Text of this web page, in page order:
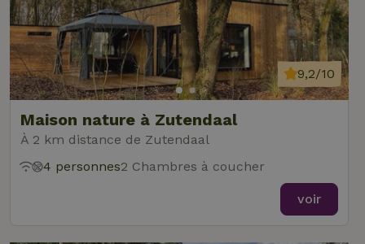
Maison nature à Zutendaal
À 2 km distance de Zutendaal
9,2/10
4 personnes2 Chambres à coucher
voir